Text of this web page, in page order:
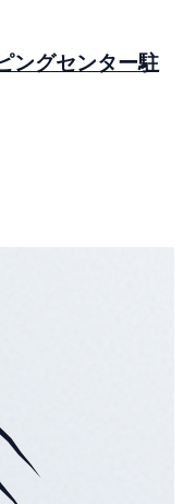
ングセンター駐